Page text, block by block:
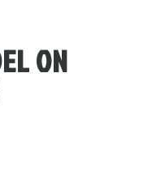
ON